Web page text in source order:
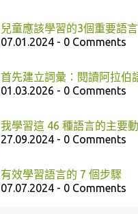
兒童應該學習的3個重要語言
07.01.2024 - 0 Comments
首先建立詞彙：閱讀阿拉伯
01.03.2026 - 0 Comments
我學習這 46 種語言的主要
27.09.2024 - 0 Comments
有效學習語言的 7 個步驟
07.07.2024 - 0 Comments